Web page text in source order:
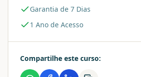
Garantia de 7 Dias
1 Ano de Acesso
Compartilhe este curso: